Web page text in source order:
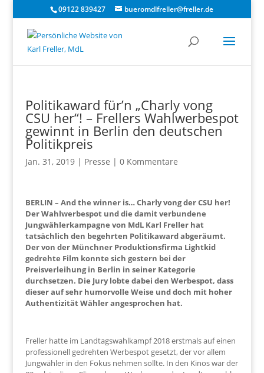
09122 839427 bueromdlfreller@freller.de
Politikaward für’n „Charly vong
CSU her“! – Frellers Wahlwerbespot
gewinnt in Berlin den deutschen
Politikpreis
Jan. 31, 2019| Presse | 0 Kommentare
BERLIN – And the winner is… Charly vong der CSU her!
Der Wahlwerbespot und die damit verbundene
Jungwählerkampagne von MdL Karl Freller hat
tatsächlich den begehrten Politikaward abgeräumt.
Der von der Münchner Produktionsfirma Lightkid
gedrehte Film konnte sich gestern bei der
Preisverleihung in Berlin in seiner Kategorie
durchsetzen. Die Jury lobte dabei den Werbespot, dass
dieser auf sehr humorvolle Weise und doch mit hoher
Authentizität Wähler angesprochen hat.
Freller hatte im Landtagswahlkampf 2018 erstmals auf einen
professionell gedrehten Werbespot gesetzt, der vor allem
Jungwähler in den Fokus nehmen sollte. In den Kinos war der